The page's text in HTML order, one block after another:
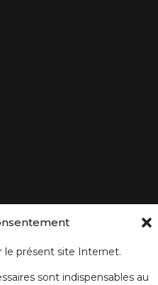
le présent site Internet.
sont indispensables au
NEWSLETTER